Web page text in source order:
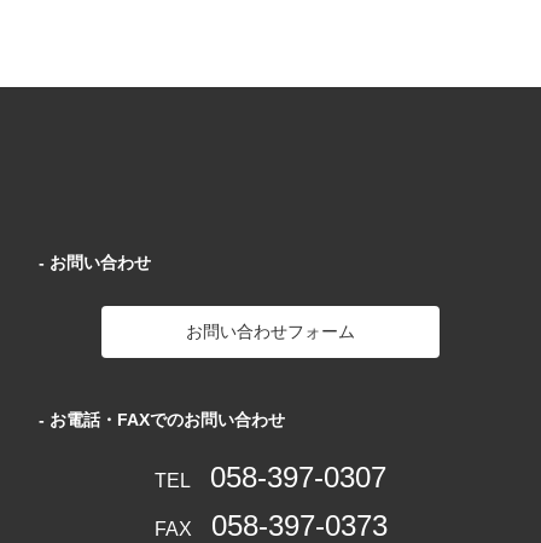
- お問い合わせ
お問い合わせフォーム
- お電話・FAXでのお問い合わせ
TEL 058-397-0307
FAX 058-397-0373